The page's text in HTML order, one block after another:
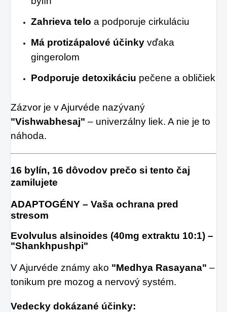
Zahrieva telo a podporuje cirkuláciu
Má protizápalové účinky vďaka
gingerolom
Podporuje detoxikáciu pečene a obličiek
Zázvor je v Ajurvéde nazývaný
"Vishwabhesaj" – univerzálny liek. A nie je to
náhoda.
16 bylín, 16 dôvodov prečo si tento čaj
zamilujete
ADAPTOGÉNY – Vaša ochrana pred
stresom
Evolvulus alsinoides (40mg extraktu 10:1) –
"Shankhpushpi"
V Ajurvéde známy ako "Medhya Rasayana" –
tonikum pre mozog a nervový systém.
Vedecky dokázané účinky: